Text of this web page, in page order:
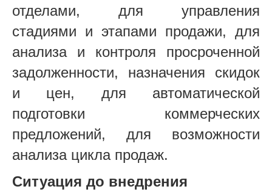
отделами, для управления
стадиями и этапами продажи, для
анализа и контроля просроченной
задолженности, назначения скидок
и цен, для автоматической
подготовки коммерческих
предложений, для возможности
анализа цикла продаж.
Ситуация до внедрения